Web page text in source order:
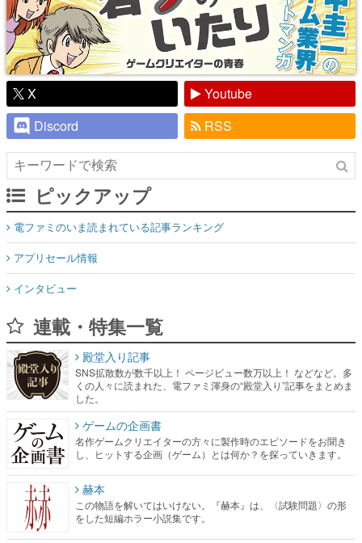
X
Youtube
Discord
RSS
ピックアップ
電ファミのいま読まれている記事ランキング
アプリセール情報
インタビュー
連載・特集一覧
殿堂入り記事
SNS拡散数が数千以上！ ページビュー数万以上！ などなど。多
くの人々に読まれた、電ファミ渾身の“殿堂入り”記事をまとめま
した。
ゲームの企画書
名作ゲームクリエイターの方々に製作時のエピソードをお聞き
し、ヒットする企画（ゲーム）とは何か？を探っていきます。
赫本
この物語を解いてはいけない。『赫本』は、〈試験問題〉の形
をした短編ホラー小説集です。